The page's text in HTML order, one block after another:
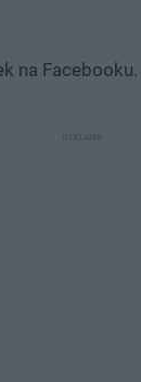
na Facebooku.